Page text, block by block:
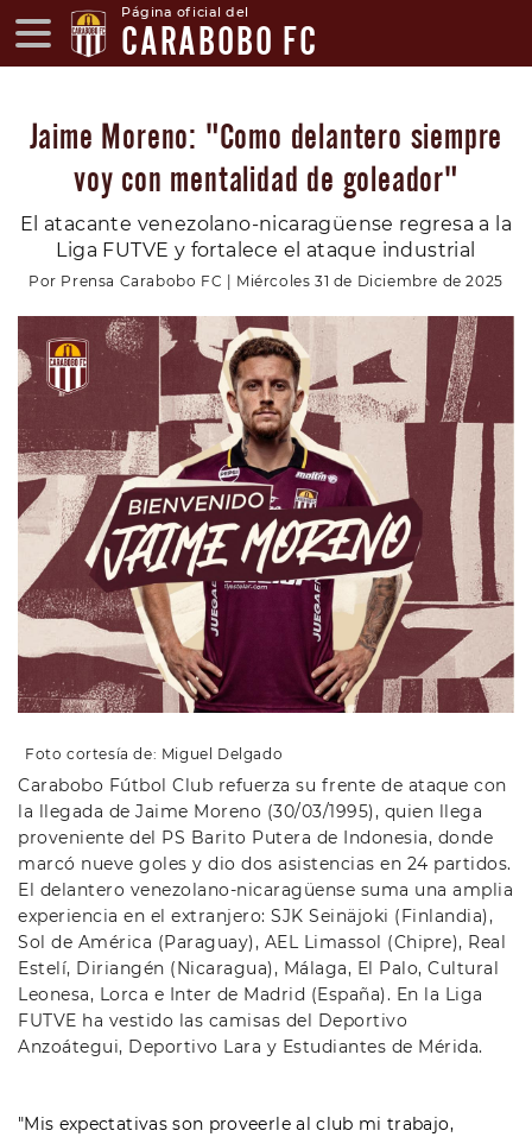
Página oficial del
CARABOBO FC
Jaime Moreno: "Como delantero siempre
voy con mentalidad de goleador"
El atacante venezolano-nicaragüense regresa a la
Liga FUTVE y fortalece el ataque industrial
Por Prensa Carabobo FC | Miércoles 31 de Diciembre de 2025
Foto cortesía de: Miguel Delgado
Carabobo Fútbol Club refuerza su frente de ataque con
la llegada de Jaime Moreno (30/03/1995), quien llega
proveniente del PS Barito Putera de Indonesia, donde
marcó nueve goles y dio dos asistencias en 24 partidos.
El delantero venezolano-nicaragüense suma una amplia
experiencia en el extranjero: SJK Seinäjoki (Finlandia),
Sol de América (Paraguay), AEL Limassol (Chipre), Real
Estelí, Diriangén (Nicaragua), Málaga, El Palo, Cultural
Leonesa, Lorca e Inter de Madrid (España). En la Liga
FUTVE ha vestido las camisas del Deportivo
Anzoátegui, Deportivo Lara y Estudiantes de Mérida.
"Mis expectativas son proveerle al club mi trabajo,